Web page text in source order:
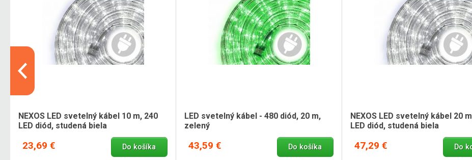
NEXOS LED svetelný kábel 10 m, 240
LED diód, studená biela
23,69 € Do košíka
LED svetelný kábel - 480 diód, 20 m,
zelený
43,59 € Do košíka
NEXOS LED svetelný kábel 20
LED diód, studená biela
47,29 € Do